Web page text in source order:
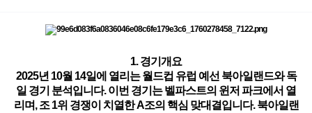
1. 경기개요
2025년 10월 14일에 열리는 월드컵 유럽 예선 북아일랜드와 독
일 경기 분석입니다. 이번 경기는벨파스트의 윈저 파크에서 열
리며, 조 1위 경쟁이 치열한 A조의 핵심 맞대결입니다. 북아일랜